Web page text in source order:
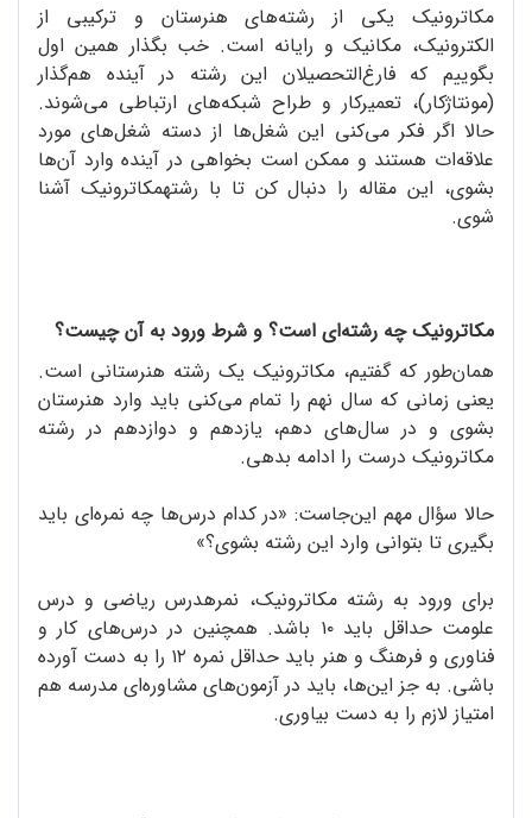
مکاترونیک یکی از رشته‌های هنرستان و ترکیبی از
الکترونیک، مکانیک و رایانه است. خب بگذار همین اول
بگوییم که فارغ‌التحصیلان این رشته در آینده هم‌گذار
(مونتاژکار)، تعمیرکار و طراح شبکه‌های ارتباطی می‌شوند.
حالا اگر فکر می‌کنی این شغل‌ها از دسته شغل‌های مورد
علاقه‌ات هستند و ممکن است بخواهی در آینده وارد آن‌ها
بشوی، این مقاله را دنبال کن تا با رشتهمکاترونیک آشنا
شوی.
مکاترونیک چه رشته‌ای است؟ و شرط ورود به آن چیست؟
همان‌طور که گفتیم، مکاترونیک یک رشته هنرستانی است.
یعنی زمانی که سال نهم را تمام می‌کنی باید وارد هنرستان
بشوی و در سال‌های دهم، یازدهم و دوازدهم در رشته
مکاترونیک درست را ادامه بدهی.
حالا سؤال مهم این‌جاست: «در کدام درس‌ها چه نمره‌ای باید
بگیری تا بتوانی وارد این رشته بشوی؟»
برای ورود به رشته مکاترونیک، نمرهدرس ریاضی و درس
علومت حداقل باید ۱۰ باشد. همچنین در درس‌های کار و
فناوری و فرهنگ و هنر باید حداقل نمره ۱۲ را به دست آورده
باشی. به جز این‌ها، باید در آزمون‌های مشاوره‌ای مدرسه هم
امتیاز لازم را به دست بیاوری.